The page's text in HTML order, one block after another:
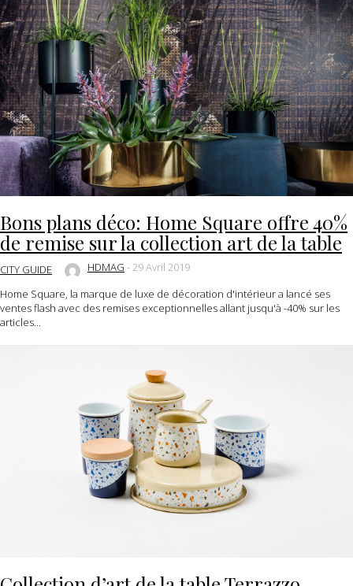
Bons plans déco: Home Square offre 40%
de remise sur la collection art de la table
CITY GUIDE HDMAG -29 Avril 2019
Home Square, la marque de luxe de décoration d'intérieur a lancé ses
ventes flash avec des remises exceptionnelles allant jusqu'à -40% sur les
articles...